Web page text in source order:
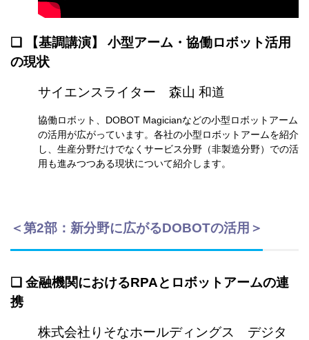
❏ 【基調講演】 小型アーム・協働ロボット活用
の現状
サイエンスライター 森山 和道
協働ロボット、DOBOT Magicianなどの小型ロボットアーム
の活用が広がっています。各社の小型ロボットアームを紹介
し、生産分野だけでなくサービス分野（非製造分野）での活
用も進みつつある現状について紹介します。
＜第2部： 新分野に広がるDOBOTの活用 ＞
❏ 金融機関におけるRPAとロボットアームの連
携
株式会社りそなホールディングス デジタ